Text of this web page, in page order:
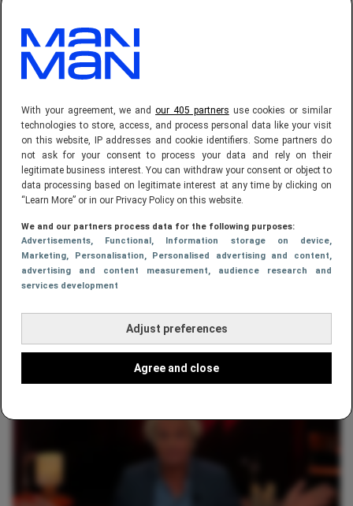
With your agreement, we andour 405 partners use cookies or similar
technologies to store, access, and process personal data like your visit
on this website, IP addresses and cookie identifiers. Some partners do
not ask for your consent to process your data and rely on their
legitimate business interest. You can withdraw your consent or object to
data processing based on legitimate interest at any time by clicking on
“Learn More” or in our Privacy Policy on this website.
We and our partners process data for the following purposes:
Advertisements, Functional , Information storage on device,
Marketing, Personalisation, Personalised advertising and content,
advertising and content measurement, audience research and
services development
Adjust preferences
Agree and close
Netflix kijktip: Vlaamse serie valt zéér
goed in de smaak en krijgt een 7,2 op
IMDb
ETEN & DRINKEN , LIFESTYLE
Opmerkelijk: jongeren drinken vele
malen minder, maar Heineken
verkoopt juist meer bier